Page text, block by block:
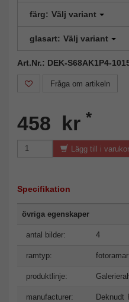
färg: Välj variant
glasart: Välj variant
Art.Nr.: DEK-S68AK1P4-
Fråga om artikeln
458 kr *
Lägg till i
Specifikation
övriga egenskaper
antal bilder: 4
ramtyp: fotoramar
produktlinje:
manufacturer:
Deknudt